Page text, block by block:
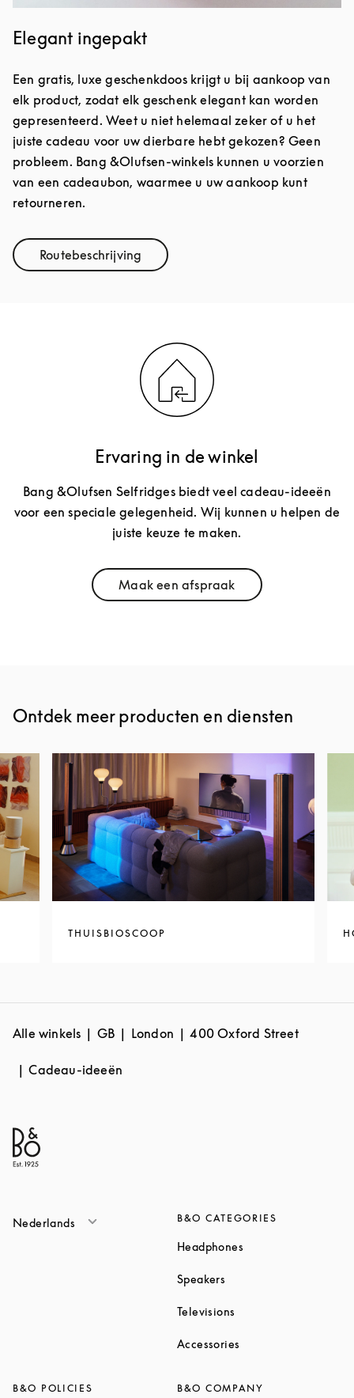
Elegant ingepakt
Een gratis, luxe geschenkdoos krijgt u bij aankoop van
elk product, zodat elk geschenk elegant kan worden
gepresenteerd. Weet u niet helemaal zeker of u het
juiste cadeau voor uw dierbare hebt gekozen? Geen
probleem. Bang &Olufsen-winkels kunnen u voorzien
van een cadeaubon, waarmee u uw aankoop kunt
retourneren.
RoutebeschrijvingLink Opens in New Tab
Ervaring in de winkel
Bang &Olufsen Selfridges biedt veel cadeau-ideeën
voor een speciale gelegenheid. Wij kunnen u helpen de
juiste keuze te maken.
Maak een afspraakLink Opens in New Tab
Ontdek meer producten en diensten
THUISBIOSCOOP
Alle winkels GB London 400 Oxford Street
Cadeau-ideeën
Nederlands B&O CATEGORIES
Headphones
Speakers
Televisions
Accessories
B&O POLICIES B&O COMPANY